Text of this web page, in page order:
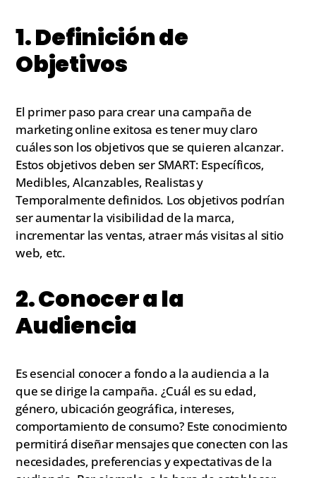
1. Definición de
Objetivos
El primer paso para crear una campaña de
marketing online exitosa es tener muy claro
cuáles son los objetivos que se quieren alcanzar.
Estos objetivos deben ser SMART: Específicos,
Medibles, Alcanzables, Realistas y
Temporalmente definidos. Los objetivos podrían
ser aumentar la visibilidad de la marca,
incrementar las ventas, atraer más visitas al sitio
web, etc.
2. Conocer a la
Audiencia
Es esencial conocer a fondo a la audiencia a la
que se dirige la campaña. ¿Cuál es su edad,
género, ubicación geográfica, intereses,
comportamiento de consumo? Este conocimiento
permitirá diseñar mensajes que conecten con las
necesidades, preferencias y expectativas de la